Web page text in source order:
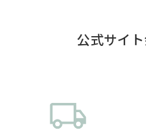
公式サイ